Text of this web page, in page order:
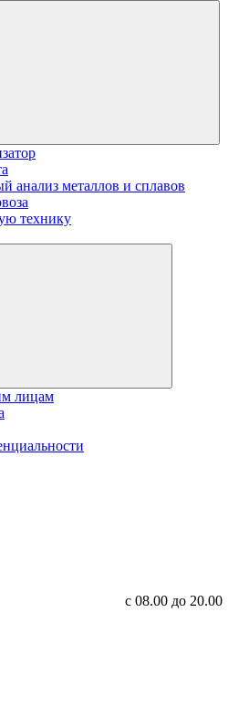
анализ металлов и сплавов
технику
лицам
с 08.00 до 20.00